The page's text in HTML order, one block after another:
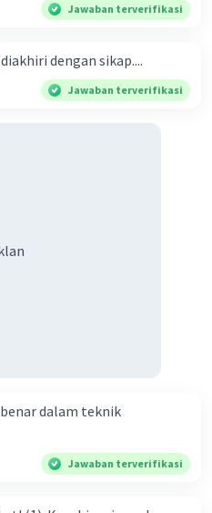
Jawaban terverifikasi
dengan sikap....
Jawaban terverifikasi
dalam teknik
Jawaban terverifikasi